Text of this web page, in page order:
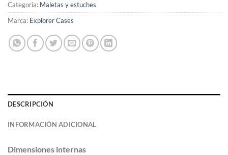
Categoría: Maletas y estuches
Marca: Explorer Cases
DESCRIPCIÓN
INFORMACIÓN ADICIONAL
Dimensiones internas